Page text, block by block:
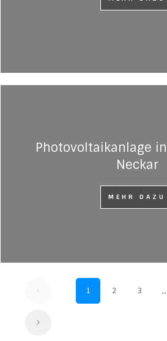
Photovoltaikanlage
Neckar
MEHR DAZU
1 2 3